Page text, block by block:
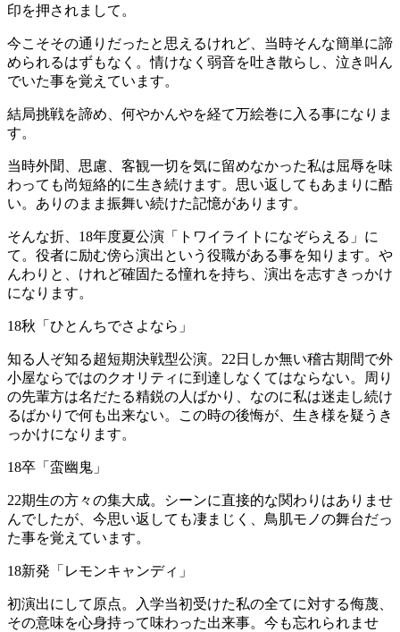
印を押されまして。
今こそその通りだったと思えるけれど、当時そんな簡単に諦
められるはずもなく。情けなく弱音を吐き散らし、泣き叫ん
でいた事を覚えています。
結局挑戦を諦め、何やかんやを経て万絵巻に入る事になりま
す。
当時外聞、思慮、客観一切を気に留めなかった私は屈辱を味
わっても尚短絡的に生き続けます。思い返してもあまりに酷
い。ありのまま振舞い続けた記憶があります。
そんな折、18年度夏公演「トワイライトになぞらえる」に
て。役者に励む傍ら演出という役職がある事を知ります。や
んわりと、けれど確固たる憧れを持ち、演出を志すきっかけ
になります。
18秋「ひとんちでさよなら」
知る人ぞ知る超短期決戦型公演。22日しか無い稽古期間で外
小屋ならではのクオリティに到達しなくてはならない。周り
の先輩方は名だたる精鋭の人ばかり、なのに私は迷走し続け
るばかりで何も出来ない。この時の後悔が、生き様を疑うき
っかけになります。
18卒「蛮幽鬼」
22期生の方々の集大成。シーンに直接的な関わりはありませ
んでしたが、今思い返しても凄まじく、鳥肌モノの舞台だっ
た事を覚えています。
18新発「レモンキャンディ」
初演出にして原点。入学当初受けた私の全てに対する侮蔑、
その意味を心身持って味わった出来事。今も忘れられませ